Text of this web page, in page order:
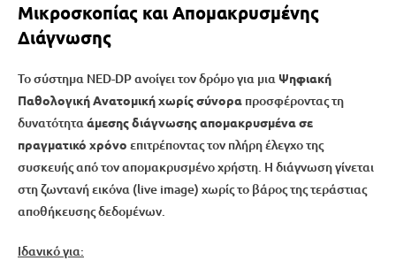
Μικροσκοπίας και Απομακρυσμένης
Διάγνωσης
Το σύστημα NED-DP ανοίγει τον δρόμο για μιαΨηφιακή
Παθολογική Ανατομική χωρίς σύνορα προσφέροντας τη
δυνατότηταάμεσης διάγνωσης απομακρυσμένα σε
πραγματικό χρόνο επιτρέποντας τον πλήρη έλεγχο της
συσκευής από τον απομακρυσμένο χρήστη. Η διάγνωση γίνεται
στη ζωντανή εικόνα (live image) χωρίς το βάρος της τεράστιας
αποθήκευσης δεδομένων.
Ιδανικό για: